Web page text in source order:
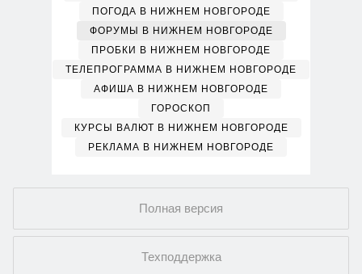
ПОГОДА В НИЖНЕМ НОВГОРОДЕ
ФОРУМЫ В НИЖНЕМ НОВГОРОДЕ
ПРОБКИ В НИЖНЕМ НОВГОРОДЕ
ТЕЛЕПРОГРАММА В НИЖНЕМ НОВГОРОДЕ
АФИША В НИЖНЕМ НОВГОРОДЕ
ГОРОСКОП
КУРСЫ ВАЛЮТ В НИЖНЕМ НОВГОРОДЕ
РЕКЛАМА В НИЖНЕМ НОВГОРОДЕ
Полная версия
Техподдержка